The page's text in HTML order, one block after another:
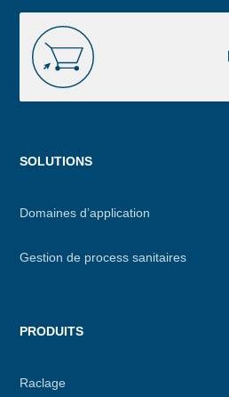
shop
Menu
SOLUTIONS
Domaines d’application
Gestion de process sanitaires
PRODUITS
Raclage